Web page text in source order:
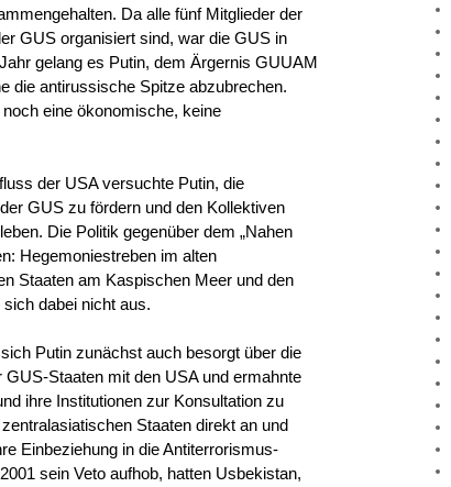
Da alle fünf Mitglieder der
GUS organisiert sind, war die GUS in
gelang es Putin, dem Ärgernis GUUAM
die antirussische Spitze abzubrechen.
eine ökonomische, keine
der USA versuchte Putin, die
GUS zu fördern und den Kollektiven
Die Politik gegenüber dem „Nahen
Hegemoniestreben im alten
Staaten am Kaspischen Meer und den
dabei nicht aus.
Putin zunächst auch besorgt über die
Staaten mit den USA und ermahnte
ihre Institutionen zur Konsultation zu
Staaten direkt an und
Einbeziehung in die Antiterrorismus-
sein Veto aufhob, hatten Usbekistan,